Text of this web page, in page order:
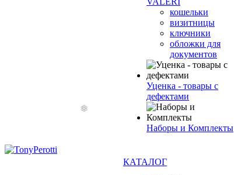
кошельки
визитницы
ключники
обложки для
документов
Уценка - товары с
дефектами
Наборы и Комплекты
КАТАЛОГ